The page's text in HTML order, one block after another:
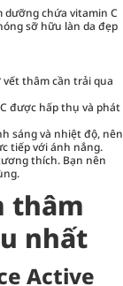
dưỡng chứa vitamin C
sỡ hữu làn da đẹp
thâm cần trải qua
được hấp thụ và phát
sáng và nhiệt độ, nên
tiếp với ánh nắng.
thích. Bạn nên
thâm
nhất
Active